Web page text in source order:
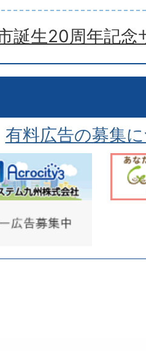
誕生20周年記念
有料広告の募集